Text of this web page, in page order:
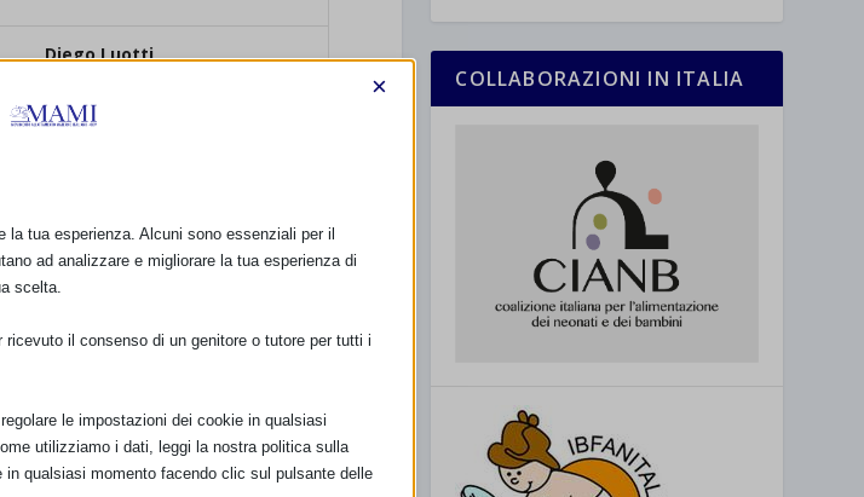
Diego Luotti
Adriano Cattaneo /
COLLABORAZIONI IN ITALIA
×
tua esperienza. Alcuni sono essenziali per il
ad analizzare e migliorare la tua esperienza di
scelta.
il consenso di un genitore o tutore per tutti i
le impostazioni dei cookie in qualsiasi
utilizziamo i dati, leggi la nostra politica sulla
qualsiasi momento facendo clic sul pulsante delle